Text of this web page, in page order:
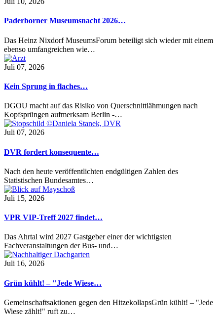
Paderborner Museumsnacht 2026…
Das Heinz Nixdorf MuseumsForum beteiligt sich wieder mit einem
ebenso umfangreichen wie…
Juli 07, 2026
Kein Sprung in flaches…
DGOU macht auf das Risiko von Querschnittlähmungen nach
Kopfsprüngen aufmerksam Berlin -…
Juli 07, 2026
DVR fordert konsequente…
Nach den heute veröffentlichten endgültigen Zahlen des
Statistischen Bundesamtes…
Juli 15, 2026
VPR VIP-Treff 2027 findet…
Das Ahrtal wird 2027 Gastgeber einer der wichtigsten
Fachveranstaltungen der Bus- und…
Juli 16, 2026
Grün kühlt! – "Jede Wiese…
Gemeinschaftsaktionen gegen den HitzekollapsGrün kühlt! – "Jede
Wiese zählt!" ruft zu…